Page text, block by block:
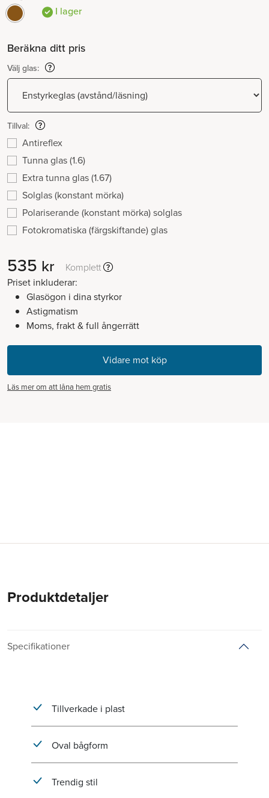
I lager
Beräkna ditt pris
Välj glas:
Tillval:
Antireflex
Tunna glas (1.6)
Extra tunna glas (1.67)
Solglas (konstant mörka)
Polariserande (konstant mörka) solglas
Fotokromatiska (färgskiftande) glas
535 kr
Komplett
Priset inkluderar:
Glasögon i dina styrkor
Astigmatism
Moms, frakt & full ångerrätt
Läs mer om att låna hem gratis
Produktdetaljer
Specifikationer
Tillverkade i plast
Oval bågform
Trendig stil